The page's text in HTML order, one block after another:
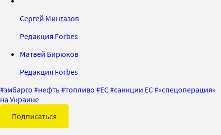
Сергей Мингазов
Редакция Forbes
Матвей Бирюков
Редакция Forbes
#эмбарго #нефть#топливо #ЕС#санкции ЕС#«спецоперация»
на Украине
Подписаться